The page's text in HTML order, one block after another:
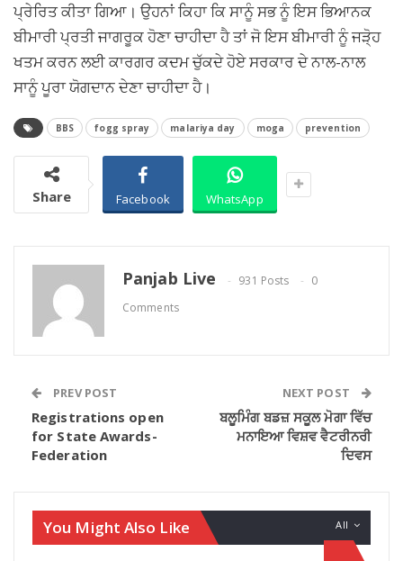
ਪ੍ਰੇਰਿਤ ਕੀਤਾ ਗਿਆ। ਉਹਨਾਂ ਕਿਹਾ ਕਿ ਸਾਨੂੰ ਸਭ ਨੂੰ ਇਸ ਭਿਆਨਕ
ਬੀਮਾਰੀ ਪ੍ਰਤੀ ਜਾਗਰੂਕ ਹੋਣਾ ਚਾਹੀਦਾ ਹੈ ਤਾਂ ਜੋ ਇਸ ਬੀਮਾਰੀ ਨੂੰ ਜੜੋ੍ਹ
ਖਤਮ ਕਰਨ ਲਈ ਕਾਰਗਰ ਕਦਮ ਚੁੱਕਦੇ ਹੋਏ ਸਰਕਾਰ ਦੇ ਨਾਲ-ਨਾਲ
ਸਾਨੂੰ ਪੂਰਾ ਯੋਗਦਾਨ ਦੇਣਾ ਚਾਹੀਦਾ ਹੈ।
BBS fogg spray malariya day moga prevention
Share Facebook WhatsApp
Panjab Live 931 Posts
0
Comments
PREV POST
Registrations open
for State Awards-
Federation
NEXT POST
ਬਲੂਮਿੰਗ ਬਡਜ਼ ਸਕੂਲ ਮੋਗਾ ਵਿੱਚ
ਮਨਾਇਆ ਵਿਸ਼ਵ ਵੈਟਰੀਨਰੀ
ਦਿਵਸ
All
You Might Also Like